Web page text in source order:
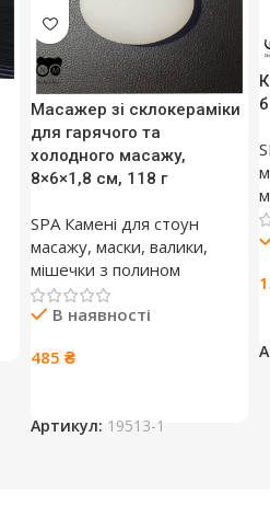
Масажер зі склокераміки
для гарячого та
холодного масажу,
8×6×1,8 см, 118 г
SPA Камені для стоун
масажу, маски, валики,
мішечки з полином
В наявності
485 ₴
Артикул: 19513-1